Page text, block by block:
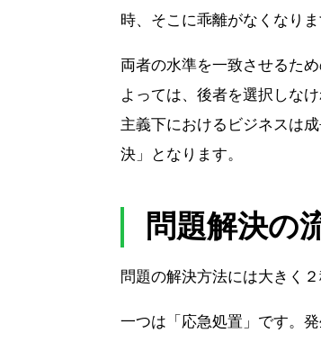
時、そこに乖離がなくなり
両者の水準を一致させるた
よっては、後者を選択しな
主義下におけるビジネスは
決」となります。
問題解決の
問題の解決方法には大きく２
一つは「応急処置」です。